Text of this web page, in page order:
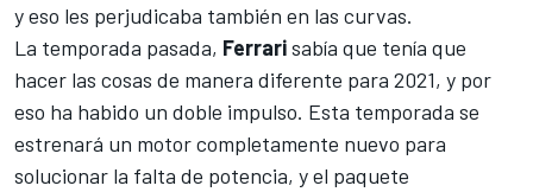
y eso les perjudicaba también en las curvas.
La temporada pasada, Ferrarisabía que tenía que
hacer las cosas de manera diferente para 2021, y por
eso ha habido un doble impulso. Esta temporada se
estrenará un motor completamente nuevo para
solucionar la falta de potencia, y el paquete